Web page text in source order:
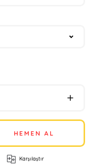
HEMEN AL
Karşılaştır